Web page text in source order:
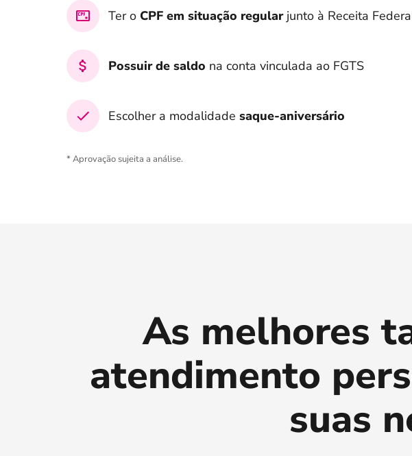
Ter o CPF em situação regularjunto à Receita
Possuir de saldo na conta vinculada ao FGTS
Escolher a modalidade saque-aniversário
* Aprovação sujeita a análise.
As melhores
atendimento
suas